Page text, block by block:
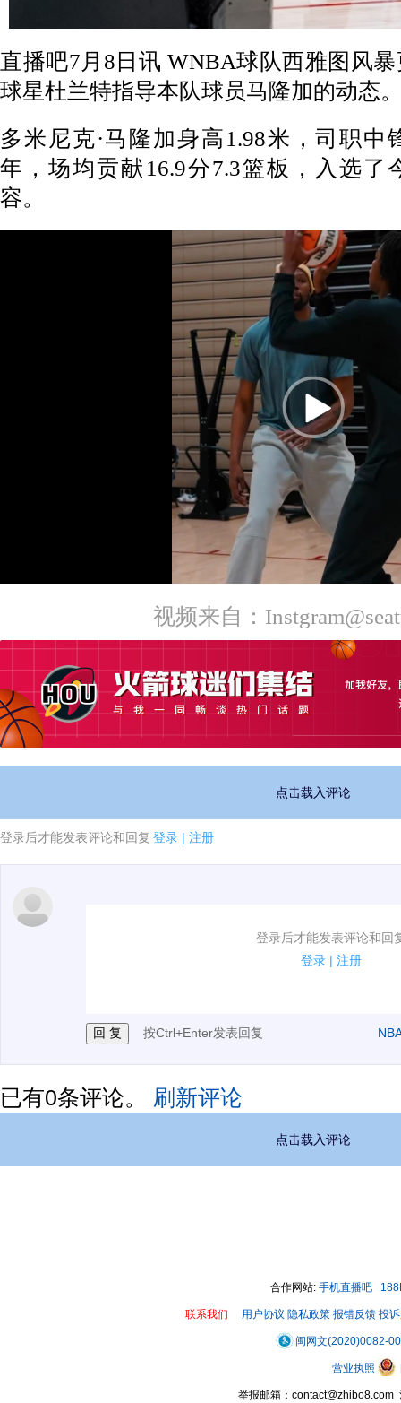
直播吧7月8日讯 WNBA球队西雅图风
球星杜兰特指导本队球员马隆加的动态
多米尼克·马隆加身高1.98米，司职中
年，场均贡献16.9分7.3篮板，入选了
容。
视频来自：
点击载入评论
登录后才能发表评论和回复 登录 | 注册
登录后才能发表评论和回
登录 | 注册
1.电脑端新用户可以发表评论了！
按Ctrl+Enter发表回复
已有0条评论。 刷新评论
点击载入评论
合作网站: 手机直播吧
联系我们 用户协议 隐私政策 报错反馈 投
闽网文(2020)0082-
营业执照
举报邮箱：